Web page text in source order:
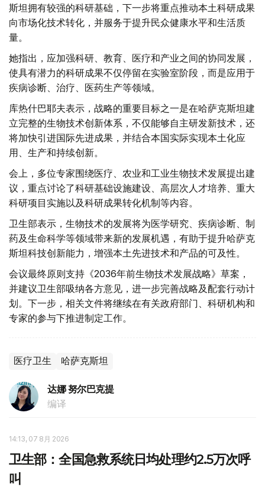
斯坦拥有较强的科研基础，下一步将重点推动本土科研成果
向市场化技术转化，并服务于提升民众健康水平和生活质
量。
她指出，应加强科研、教育、医疗和产业之间的协同发展，
使具有潜力的科研成果不仅停留在实验室阶段，而是应用于
疾病诊断、治疗、医药生产等领域。
库热什巴耶夫表示，战略的重要目标之一是在哈萨克斯坦建
立完整的生物技术创新体系，不仅能够自主研发新技术，还
将加快引进国际先进成果，并结合本国实际实现本土化应
用、生产和持续创新。
会上，多位专家围绕医疗、农业和工业生物技术发展提出建
议，重点讨论了科研基础设施建设、高层次人才培养、重大
科研项目实施以及科研成果转化机制等内容。
卫生部表示，生物技术的发展将为医学研究、疾病诊断、制
药及生命科学等领域带来新的发展机遇，有助于提升哈萨克
斯坦科技创新能力，增强本土先进技术和产品的可及性。
会议最终原则支持《2036年前生物技术发展战略》草案，
并建议卫生部吸纳各方意见，进一步完善战略及配套行动计
划。下一步，相关文件将继续在有关政府部门、科研机构和
专家的参与下推进制定工作。
医疗卫生 哈萨克斯坦
达娜 努尔巴克提
编译
14:13, 07 8月 2026
卫生部：全国急救系统日均处理约2.5万次呼
叫